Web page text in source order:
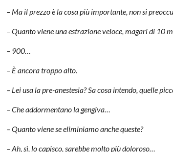
– Ma il prezzo è la cosa più importante, non si
– Quanto viene una estrazione veloce, magari di 10
– 900…
– È ancora troppo alto.
– Lei usa la pre-anestesia? Sa cosa intendo, quelle
– Che addormentano la gengiva…
– Quanto viene se eliminiamo anche queste?
– Ah, sì, lo capisco, sarebbe molto più doloroso…